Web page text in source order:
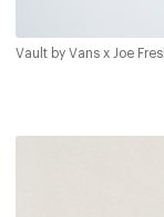
Vault by Vans x Joe